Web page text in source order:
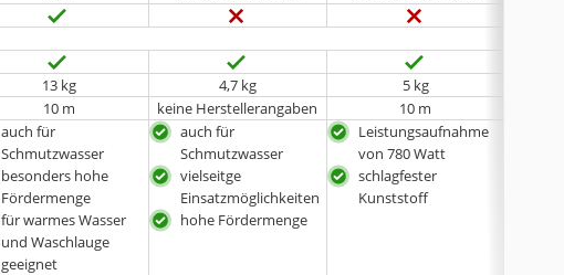
13 kg 4,7 kg
5 kg
10 m keine Herstellerangaben 10 m
auch für
Schmutzwasser
besonders hohe
Fördermenge
für warmes Wasser
und Waschlauge
geeignet
auch für
Schmutzwasser
vielseitge
Einsatzmöglichkeiten
hohe Fördermenge
Leistungsaufnahme
von 780 Watt
schlagfester
Kunststoff